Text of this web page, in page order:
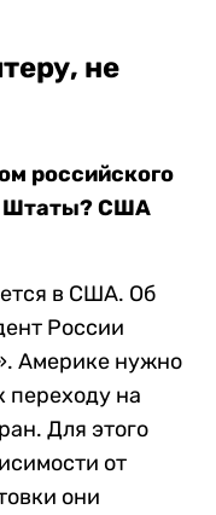
не
российского
Штаты? США
в США. Об
России
Америке нужно
переходу на
Для этого
от
они